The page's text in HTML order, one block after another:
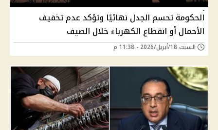
الحكومة تحسم الجدل نهائيًا وتؤكد عدم تخفيف
الأحمال أو انقطاع الكهرباء خلال الصيف
السبت 18/أبريل/2026 - 11:38 م